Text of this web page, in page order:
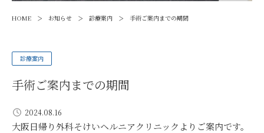
HOME > お知らせ > 診療案内 > 手術ご案内までの期間
診療案内
手術ご案内までの期間
2024.08.16
大阪日帰り外科そけいヘルニアクリニックよりご案内です。